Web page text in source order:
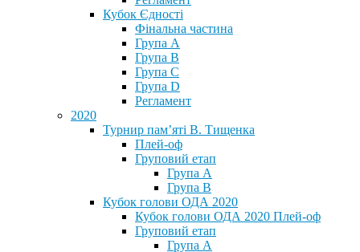
Кубок Єдності
Фінальна частина
Група А
Група В
Група С
Група D
Регламент
2020
Турнир пам’яті В. Тищенка
Плей-оф
Груповий етап
Група А
Група В
Кубок голови ОДА 2020
Кубок голови ОДА 2020 Плей-оф
Груповий етап
Група A